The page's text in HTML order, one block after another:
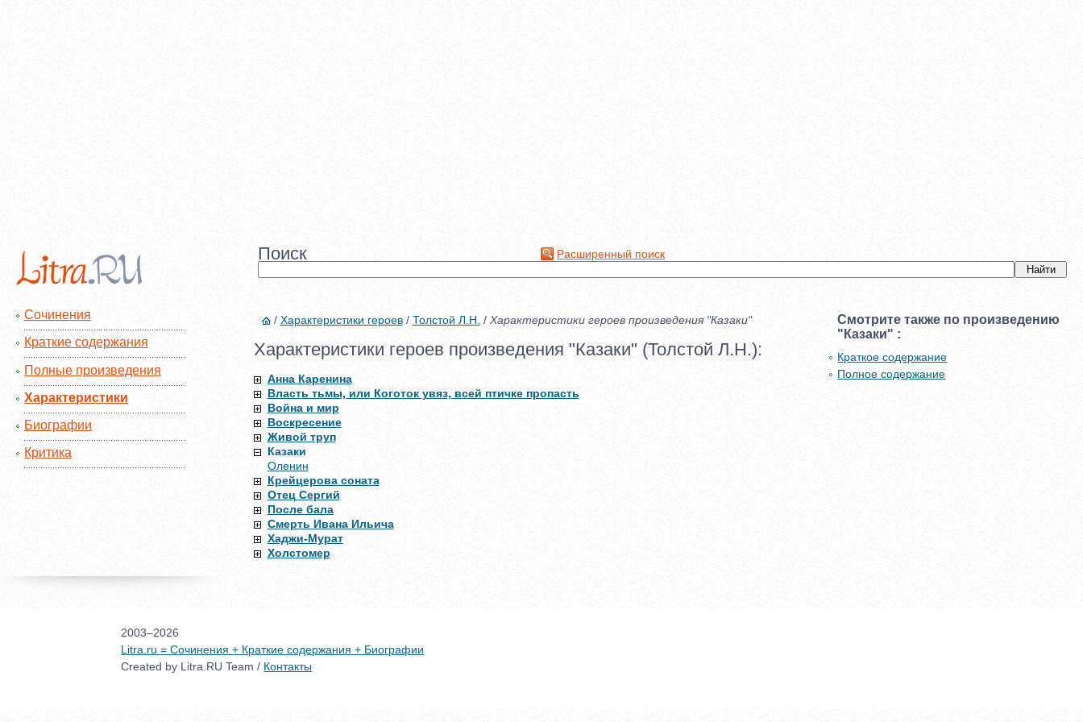
Поиск Расширенный поиск
Сочинения
Краткие содержания
Полные произведения
Характеристики
Биографии
Критика
/ Характеристики героев/ Толстой Л.Н. / Характеристики героев произведения "Казаки"
Характеристики героев произведения "Казаки" (Толстой Л.Н.):
Анна Каренина
Власть тьмы, или Коготок увяз, всей птичке пропасть
Война и мир
Воскресение
Живой труп
Казаки
Оленин
Крейцерова соната
Отец Сергий
После бала
Смерть Ивана Ильича
Хаджи-Мурат
Холстомер
Смотрите также по произведению
"Казаки" :
Краткое содержание
Полное содержание
2003–2026
Litra.ru = Сочинения + Краткие содержания + Биографии
Created by Litra.RU Team / Контакты